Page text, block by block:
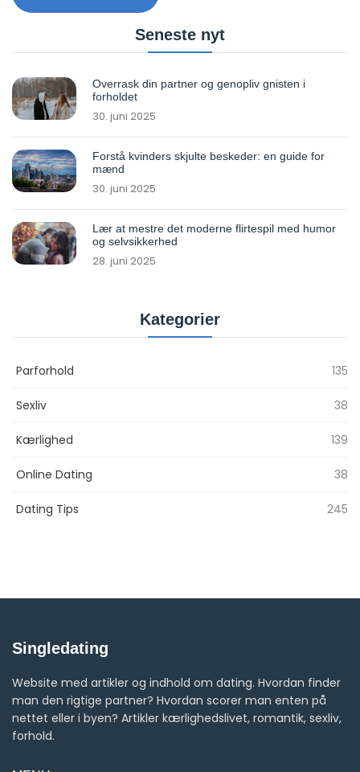
Seneste nyt
Overrask din partner og genopliv gnisten i
forholdet
30. juni 2025
Forstå kvinders skjulte beskeder: en guide for
mænd
30. juni 2025
Lær at mestre det moderne flirtespil med humor
og selvsikkerhed
28. juni 2025
Kategorier
Parforhold 135
Sexliv 38
Kærlighed 139
Online Dating 38
Dating Tips 245
Singledating
Website med artikler og indhold om dating. Hvordan finder
man den rigtige partner? Hvordan scorer man enten på
nettet eller i byen? Artikler kærlighedslivet, romantik, sexliv,
forhold.